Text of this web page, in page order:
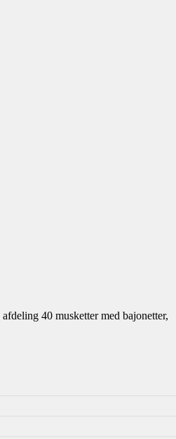
40 musketter med bajonetter,